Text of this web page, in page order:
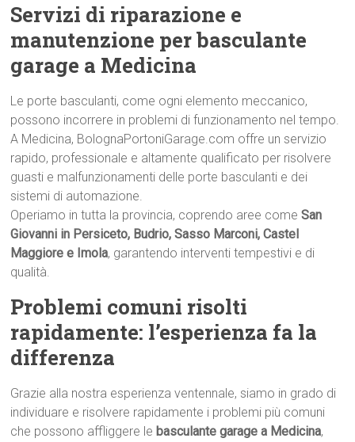
Servizi di riparazione e
manutenzione per basculante
garage a Medicina
Le porte basculanti, come ogni elemento meccanico,
possono incorrere in problemi di funzionamento nel tempo.
A Medicina, BolognaPortoniGarage.com offre un servizio
rapido, professionale e altamente qualificato per risolvere
guasti e malfunzionamenti delle porte basculanti e dei
sistemi di automazione.
Operiamo in tutta la provincia, coprendo aree comeSan
Giovanni in Persiceto, Budrio, Sasso Marconi, Castel
Maggiore e Imola, garantendo interventi tempestivi e di
qualità.
Problemi comuni risolti
rapidamente: l’esperienza fa la
differenza
Grazie alla nostra esperienza ventennale, siamo in grado di
individuare e risolvere rapidamente i problemi più comuni
che possono affliggere le basculante garage a Medicina,